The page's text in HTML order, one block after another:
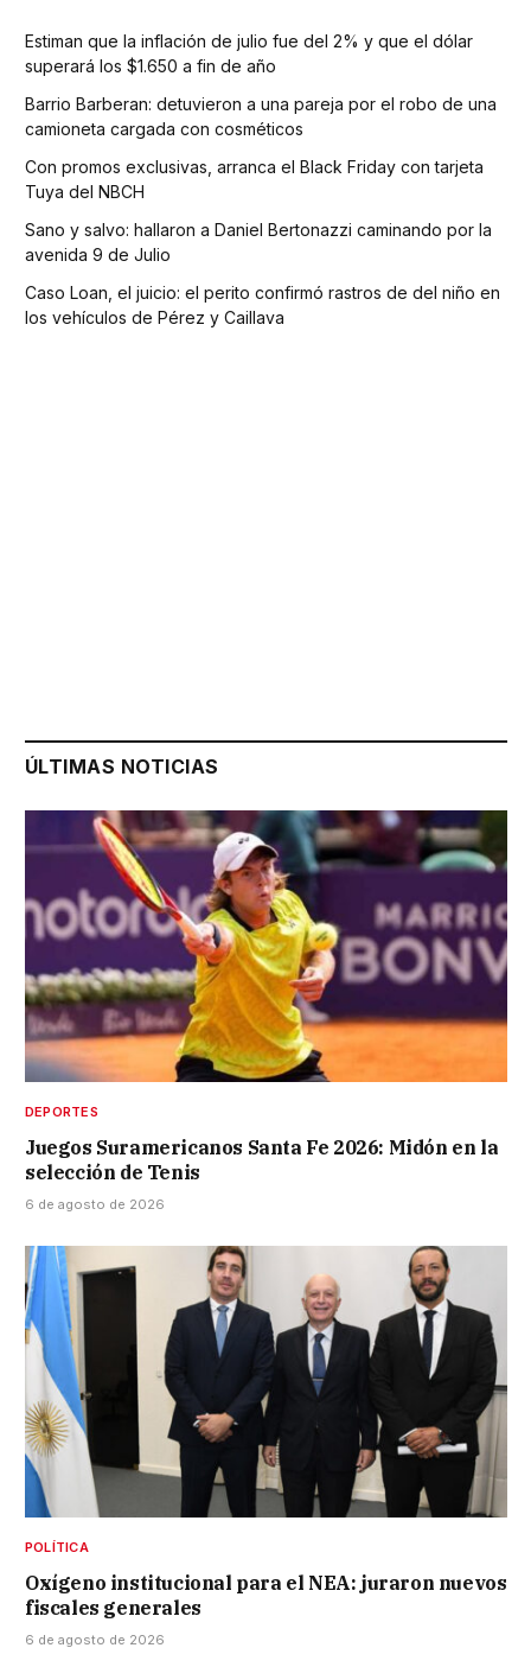
Estiman que la inflación de julio fue del 2% y que el dólar
superará los $1.650 a fin de año
Barrio Barberan: detuvieron a una pareja por el robo de una
camioneta cargada con cosméticos
Con promos exclusivas, arranca el Black Friday con tarjeta
Tuya del NBCH
Sano y salvo: hallaron a Daniel Bertonazzi caminando por la
avenida 9 de Julio
Caso Loan, el juicio: el perito confirmó rastros de del niño en
los vehículos de Pérez y Caillava
ÚLTIMAS NOTICIAS
DEPORTES
Juegos Suramericanos Santa Fe 2026: Midón en la
selección de Tenis
6 de agosto de 2026
POLÍTICA
Oxígeno institucional para el NEA: juraron nuevos
fiscales generales
6 de agosto de 2026